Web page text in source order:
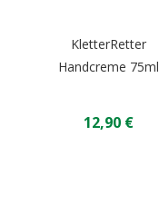
KletterRetter
Handcreme 75ml
12,90 €